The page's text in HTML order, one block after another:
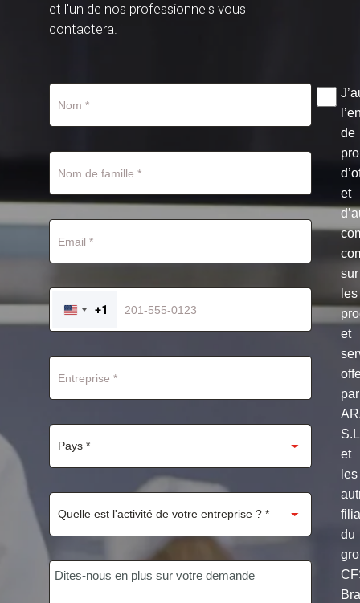
et l'un de nos professionnels vous
contactera.
UNITED
STATES
+1
de
et
sur
les
et
par
et
les
du